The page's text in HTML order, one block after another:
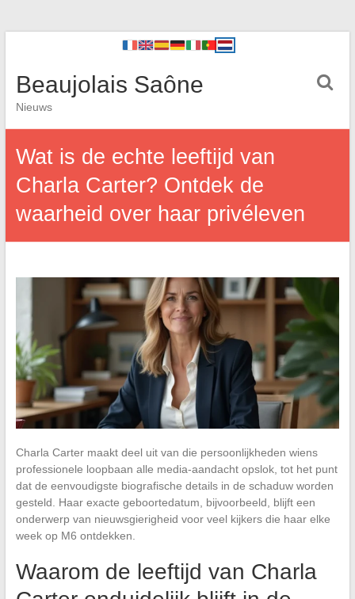
Beaujolais Saône
Nieuws
Wat is de echte leeftijd van
Charla Carter? Ontdek de
waarheid over haar privéleven
Charla Carter maakt deel uit van die persoonlijkheden wiens
professionele loopbaan alle media-aandacht opslok, tot het punt
dat de eenvoudigste biografische details in de schaduw worden
gesteld. Haar exacte geboortedatum, bijvoorbeeld, blijft een
onderwerp van nieuwsgierigheid voor veel kijkers die haar elke
week op M6 ontdekken.
Waarom de leeftijd van Charla